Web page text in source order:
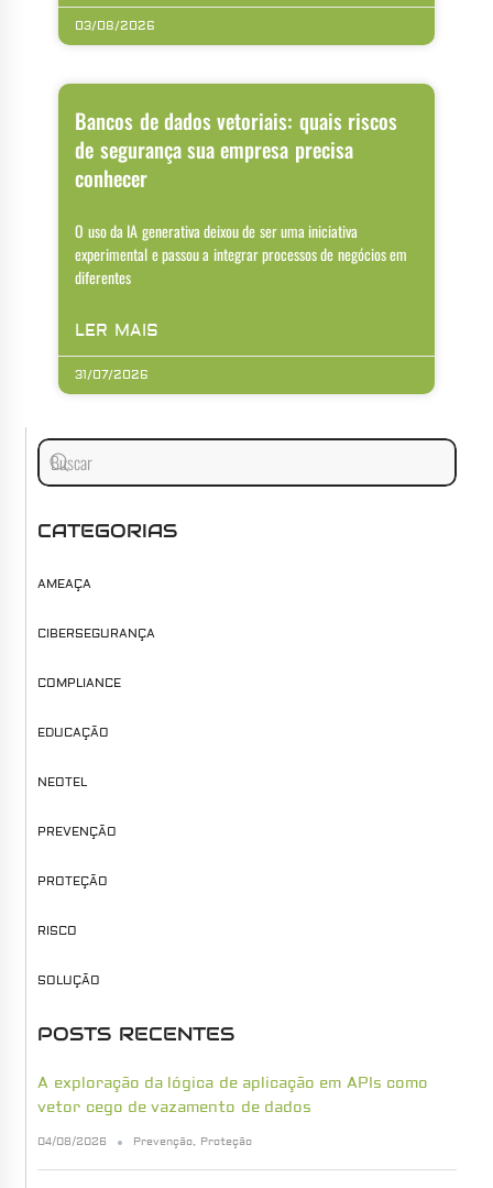
03/08/2026
Bancos de dados vetoriais: quais riscos
de segurança sua empresa precisa
conhecer
O uso da IA generativa deixou de ser uma iniciativa
experimental e passou a integrar processos de negócios em
diferentes
LER MAIS
31/07/2026
CATEGORIAS
AMEAÇA
CIBERSEGURANÇA
COMPLIANCE
EDUCAÇÃO
NEOTEL
PREVENÇÃO
PROTEÇÃO
RISCO
SOLUÇÃO
POSTS RECENTES
A exploração da lógica de aplicação em APIs como
vetor cego de vazamento de dados
04/08/2026 Prevenção, Proteção